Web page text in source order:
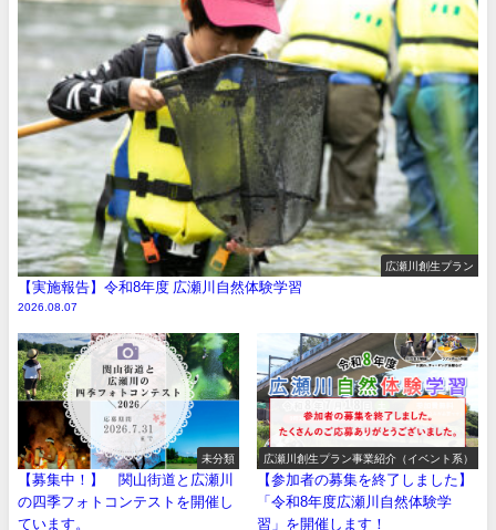
広瀬川創生プラン
【実施報告】令和8年度 広瀬川自然体験学習
2026.08.07
未分類
【募集中！】 関山街道と広瀬川
の四季フォトコンテストを開催し
ています。
広瀬川創生プラン事業紹介（イベント系）
【参加者の募集を終了しました】
「令和8年度広瀬川自然体験学
習」を開催します！